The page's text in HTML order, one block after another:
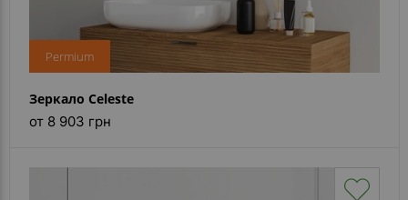
Permium
Зеркало Celeste
от 8 903 грн